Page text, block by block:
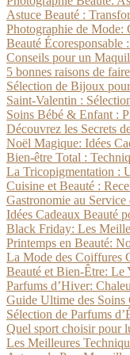
Astuce Beauté :
Photographie de Mode:
Beauté Écoresponsable
Conseils pour un
5 bonnes raisons de
Sélection de Bijoux
Saint-Valentin :
Soins Bébé & Enfant :
Découvrez les Secrets
Noël Magique: Idées
Bien-être Total :
La Tricopigmentation :
Cuisine et Beauté :
Gastronomie au
Idées Cadeaux Beauté
Black Friday: Les
Printemps en Beauté:
La Mode des Coiffures
Beauté et Bien-Être: Le
Parfums d’Hiver:
Guide Ultime des
Sélection de Parfums
Quel sport choisir pour
Les Meilleures